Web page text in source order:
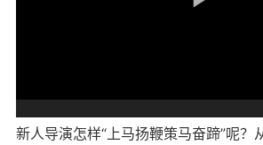
新人导演怎样“上马扬鞭策马奋蹄”呢？